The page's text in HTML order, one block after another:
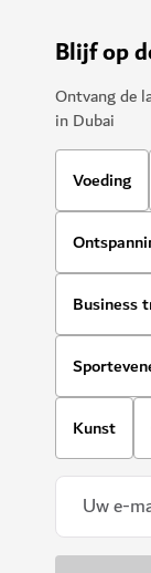
Blijf op
Ontvang de
in Dubai
Voeding
Business
Kunst